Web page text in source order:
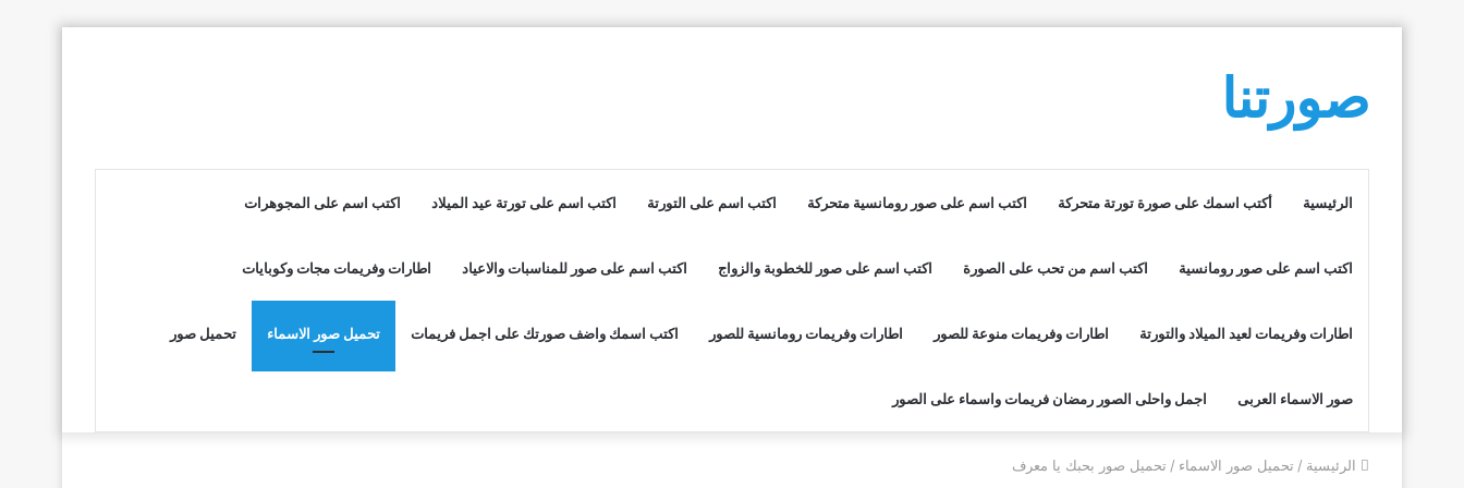
صورتنا
الرئيسية أكتب اسمك على صورة تورتة متحركة اكتب اسم على صور رومانسية متحركة اكتب اسم على التورتة اكتب اسم على تورتة عيد الميلاد اكتب اسم على المجوهرات
اكتب اسم على صور رومانسية اكتب اسم من تحب على الصورة اكتب اسم على صور للخطوبة والزواج اكتب اسم على صور للمناسبات والاعياد اطارات وفريمات مجات وكوبايات
اطارات وفريمات لعيد الميلاد والتورتة اطارات وفريمات منوعة للصور اطارات وفريمات رومانسية للصور اكتب اسمك واضف صورتك على اجمل فريمات تحميل صور الاسماء تحميل صور
صور الاسماء العربى اجمل واحلى الصور رمضان فريمات واسماء على الصور
الرئيسية / تحميل صور الاسماء / تحميل صور بحبك يا معرف